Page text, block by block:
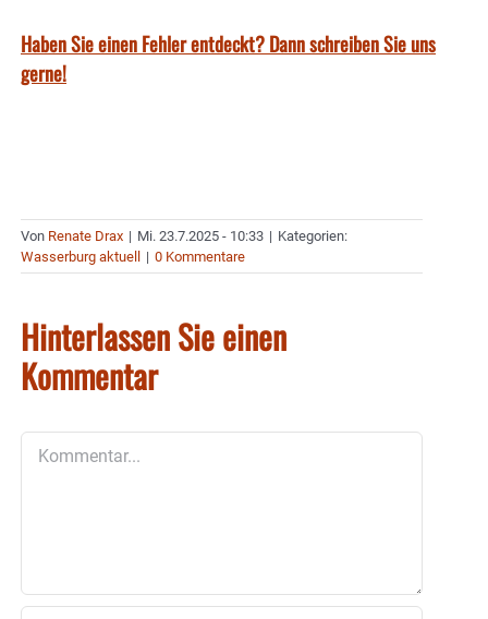
Haben Sie einen Fehler entdeckt? Dann schreiben Sie uns
gerne!
Von Renate Drax | Mi. 23.7.2025 - 10:33 | Kategorien:
Wasserburg aktuell | 0 Kommentare
Hinterlassen Sie einen
Kommentar